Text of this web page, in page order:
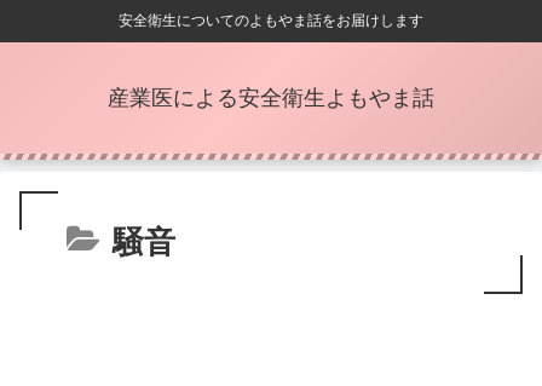
安全衛生についてのよもやま話をお届けします
産業医による安全衛生よもやま話
騒音